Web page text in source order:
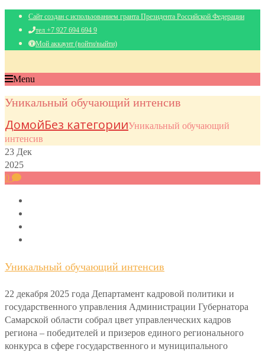
Сайт создан с использованием гранта Президента Российской Федерации
тел +7 927 694 694 9
Мой аккаунт (войти/выйти)
Menu
Уникальный обучающий интенсив
ДомойБез категорииУникальный обучающий
интенсив
23 Дек
2025
0
Уникальный обучающий интенсив
22 декабря 2025 года Департамент кадровой политики и
государственного управления Администрации Губернатора
Самарской области собрал цвет управленческих кадров
региона – победителей и призеров единого регионального
конкурса в сфере государственного и муниципального